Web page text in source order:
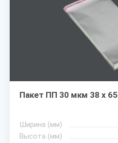
Пакет ПП 30 мкм 38 х 65
Ширина (мм)
Высота (мм)